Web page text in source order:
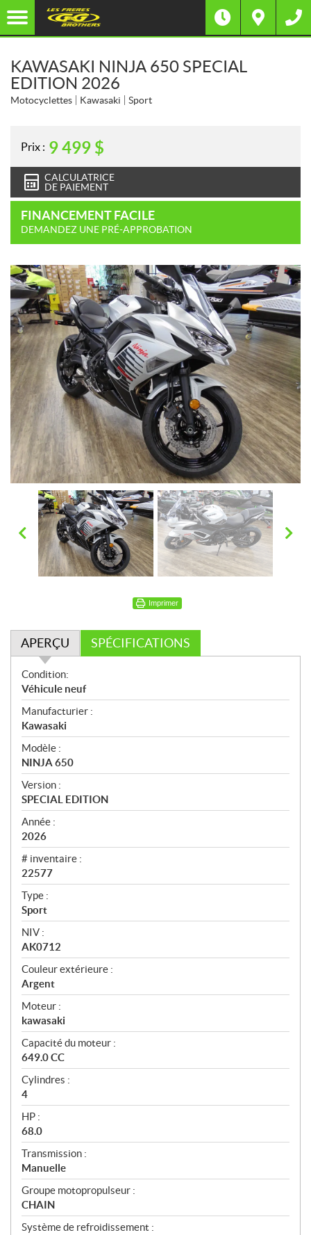
KAWASAKI NINJA 650 SPECIAL
EDITION 2026
Motocyclettes Kawasaki Sport
Prix : 9 499 $
CALCULATRICE
DE PAIEMENT
FINANCEMENT FACILE
DEMANDEZ UNE PRÉ-APPROBATION
Imprimer
APERÇU SPÉCIFICATIONS
A
p
e
r
ç
u
Condition:
Véhicule neuf
Manufacturier :
Kawasaki
Modèle :
NINJA 650
Version :
SPECIAL EDITION
Année :
2026
# inventaire :
22577
Type :
Sport
NIV :
AK0712
Couleur extérieure :
Argent
Moteur :
kawasaki
Capacité du moteur :
649.0 CC
Cylindres :
4
HP :
68.0
Transmission :
Manuelle
Groupe motopropulseur :
CHAIN
Système de refroidissement :